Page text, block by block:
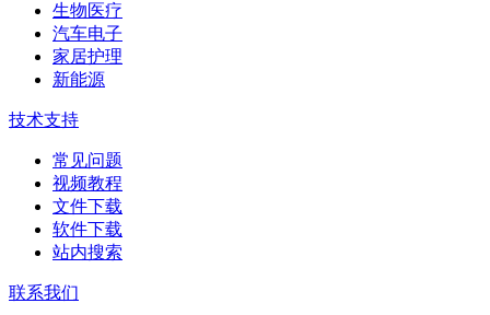
生物医疗
汽车电子
家居护理
新能源
技术支持
常见问题
视频教程
文件下载
软件下载
站内搜索
联系我们